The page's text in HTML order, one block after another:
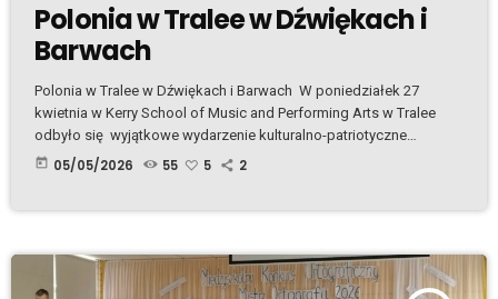
Polonia w Tralee w Dźwiękach i
Barwach
Polonia w Tralee w Dźwiękach i Barwach W poniedziałek 27
kwietnia w Kerry School of Music and Performing Arts w Tralee
odbyło się wyjątkowe wydarzenie kulturalno-patriotyczne
„Polonia w dźwiękach i barwach”, zorganizowanego przez
pierwsza tego typu uroczystość w […]
today 05/05/2026 55 5 2